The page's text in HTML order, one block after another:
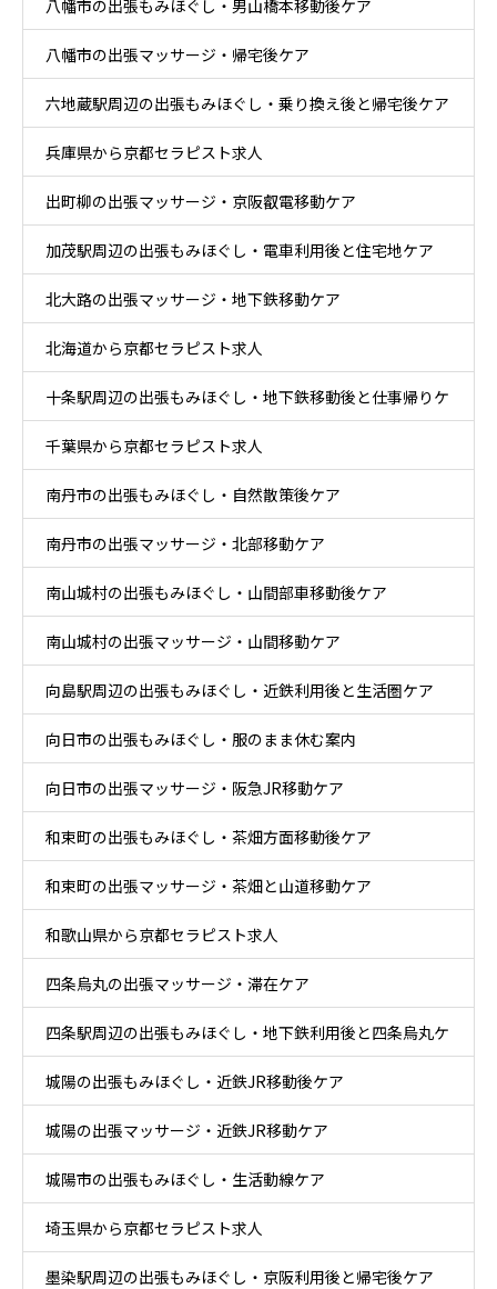
八幡市の出張もみほぐし・男山橋本移動後ケア
八幡市の出張マッサージ・帰宅後ケア
六地蔵駅周辺の出張もみほぐし・乗り換え後と帰宅後ケア
兵庫県から京都セラピスト求人
出町柳の出張マッサージ・京阪叡電移動ケア
加茂駅周辺の出張もみほぐし・電車利用後と住宅地ケア
北大路の出張マッサージ・地下鉄移動ケア
北海道から京都セラピスト求人
十条駅周辺の出張もみほぐし・地下鉄移動後と仕事帰りケ
ア
千葉県から京都セラピスト求人
南丹市の出張もみほぐし・自然散策後ケア
南丹市の出張マッサージ・北部移動ケア
南山城村の出張もみほぐし・山間部車移動後ケア
南山城村の出張マッサージ・山間移動ケア
向島駅周辺の出張もみほぐし・近鉄利用後と生活圏ケア
向日市の出張もみほぐし・服のまま休む案内
向日市の出張マッサージ・阪急JR移動ケア
和束町の出張もみほぐし・茶畑方面移動後ケア
和束町の出張マッサージ・茶畑と山道移動ケア
和歌山県から京都セラピスト求人
四条烏丸の出張マッサージ・滞在ケア
四条駅周辺の出張もみほぐし・地下鉄利用後と四条烏丸ケ
ア
城陽の出張もみほぐし・近鉄JR移動後ケア
城陽の出張マッサージ・近鉄JR移動ケア
城陽市の出張もみほぐし・生活動線ケア
埼玉県から京都セラピスト求人
墨染駅周辺の出張もみほぐし・京阪利用後と帰宅後ケア